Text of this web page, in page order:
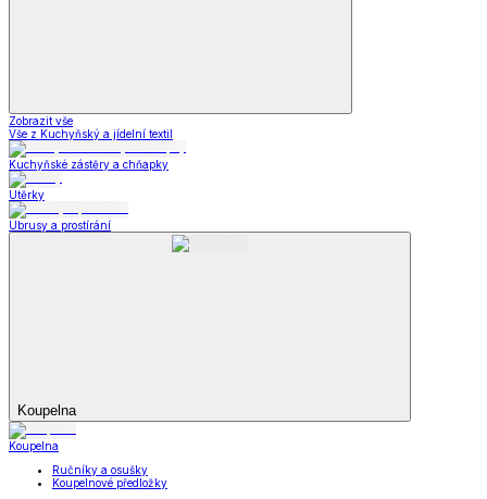
Zobrazit vše
Vše z Kuchyňský a jídelní textil
Kuchyňské zástěry a chňapky
Utěrky
Ubrusy a prostírání
Koupelna
Koupelna
Ručníky a osušky
Koupelnové předložky